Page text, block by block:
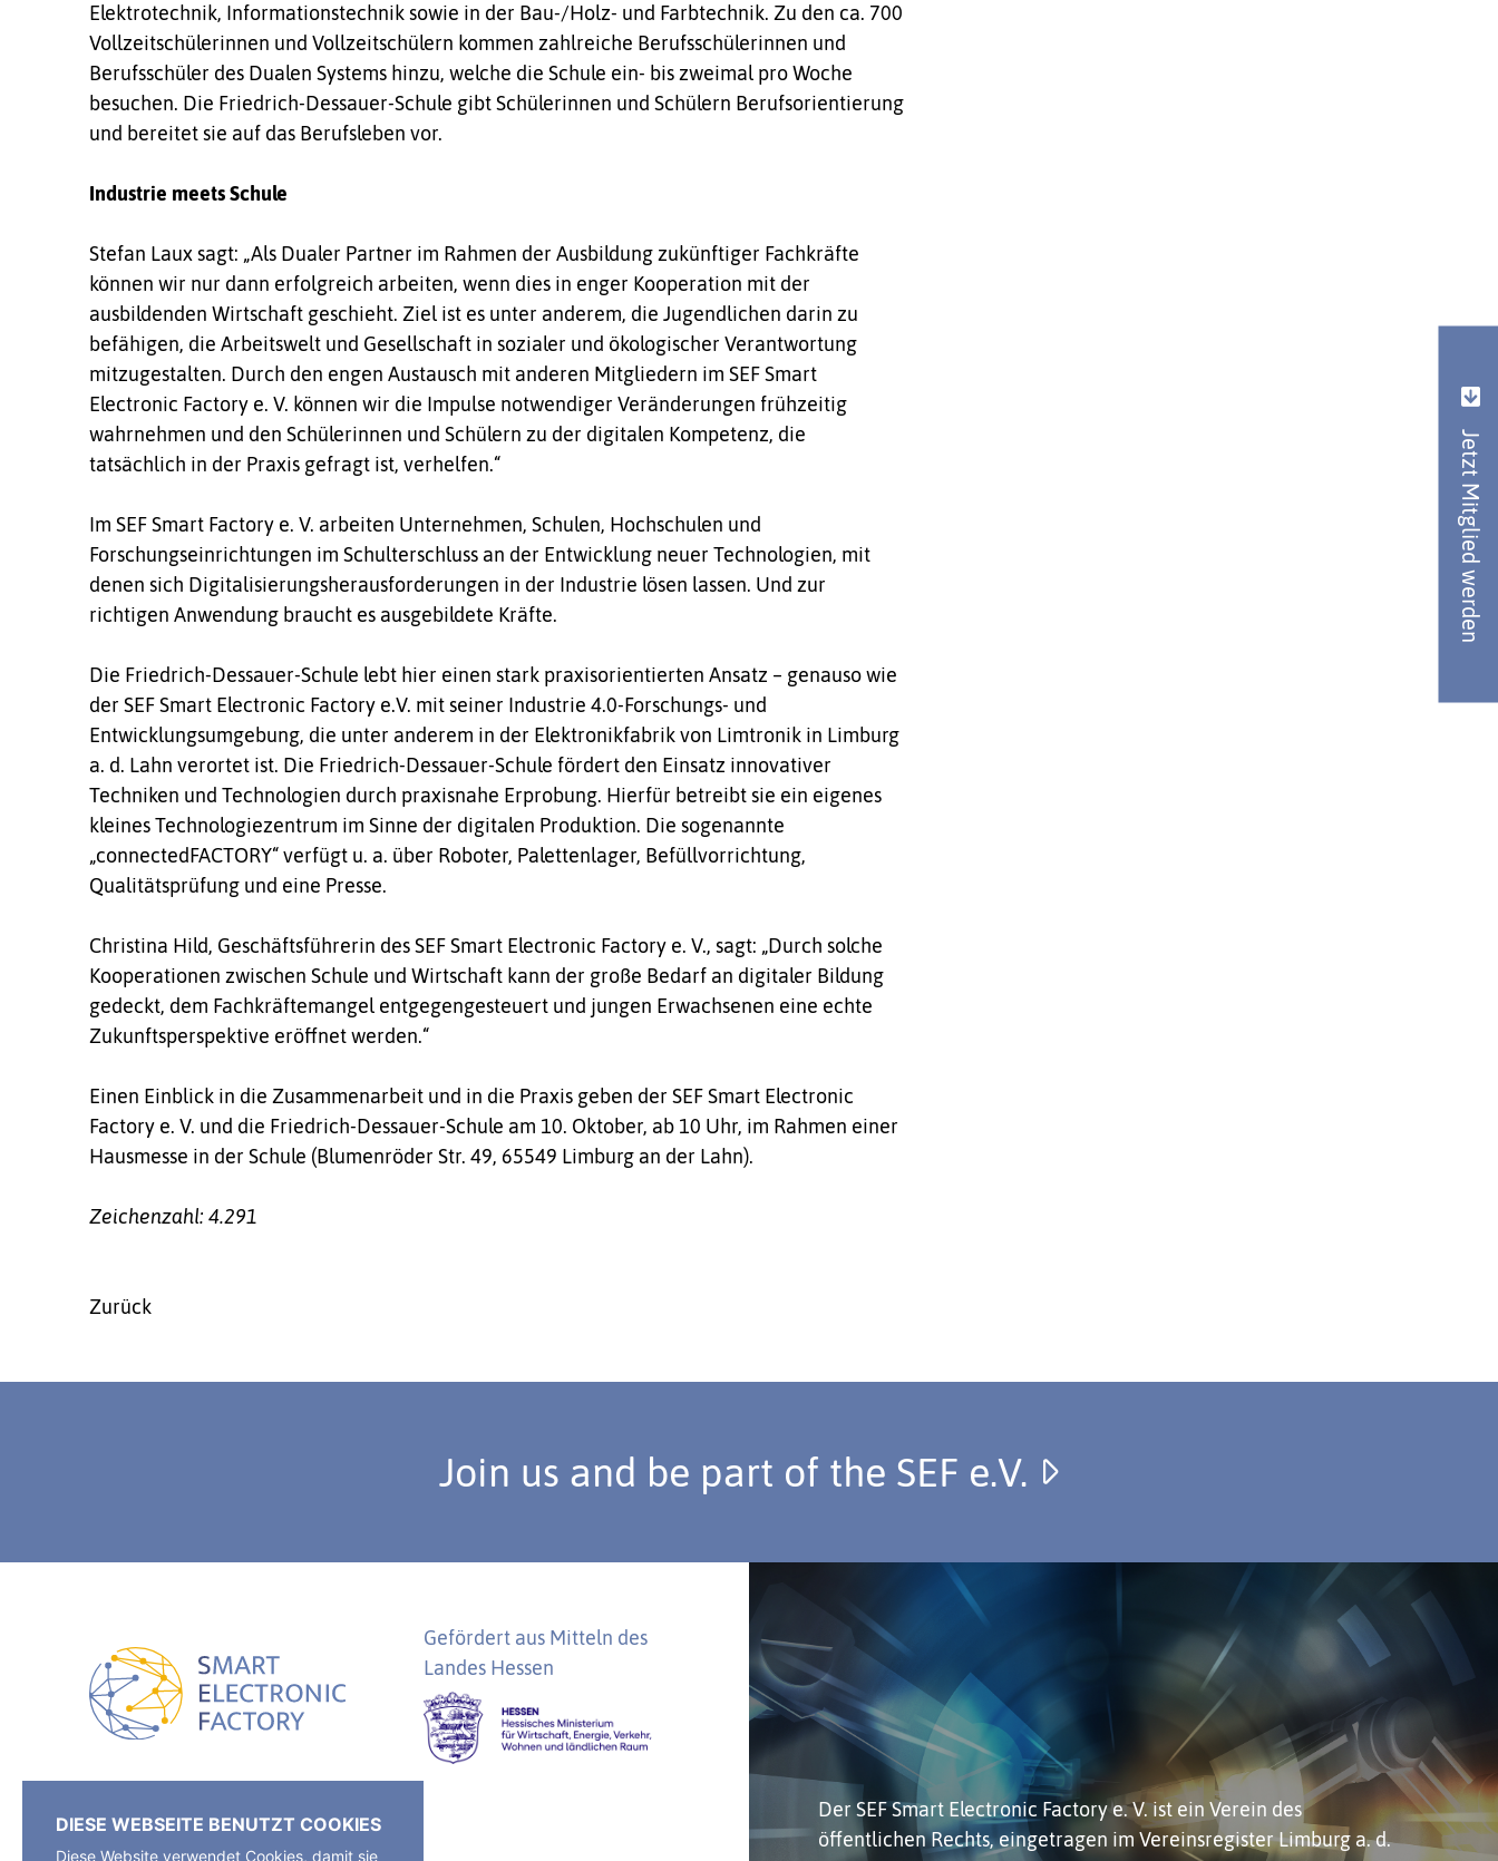
Jetzt Mitglied werden
Elektrotechnik, Informationstechnik sowie in der Bau-/Holz- und Farbtechnik. Zu den ca. 700
Vollzeitschülerinnen und Vollzeitschülern kommen zahlreiche Berufsschülerinnen und
Berufsschüler des Dualen Systems hinzu, welche die Schule ein- bis zweimal pro Woche
besuchen. Die Friedrich-Dessauer-Schule gibt Schülerinnen und Schülern Berufsorientierung
und bereitet sie auf das Berufsleben vor.
Industrie meets Schule
Stefan Laux sagt: „Als Dualer Partner im Rahmen der Ausbildung zukünftiger Fachkräfte
können wir nur dann erfolgreich arbeiten, wenn dies in enger Kooperation mit der
ausbildenden Wirtschaft geschieht. Ziel ist es unter anderem, die Jugendlichen darin zu
befähigen, die Arbeitswelt und Gesellschaft in sozialer und ökologischer Verantwortung
mitzugestalten. Durch den engen Austausch mit anderen Mitgliedern im SEF Smart
Electronic Factory e. V. können wir die Impulse notwendiger Veränderungen frühzeitig
wahrnehmen und den Schülerinnen und Schülern zu der digitalen Kompetenz, die
tatsächlich in der Praxis gefragt ist, verhelfen.“
Im SEF Smart Factory e. V. arbeiten Unternehmen, Schulen, Hochschulen und
Forschungseinrichtungen im Schulterschluss an der Entwicklung neuer Technologien, mit
denen sich Digitalisierungsherausforderungen in der Industrie lösen lassen. Und zur
richtigen Anwendung braucht es ausgebildete Kräfte.
Die Friedrich-Dessauer-Schule lebt hier einen stark praxisorientierten Ansatz – genauso wie
der SEF Smart Electronic Factory e.V. mit seiner Industrie 4.0-Forschungs- und
Entwicklungsumgebung, die unter anderem in der Elektronikfabrik von Limtronik in Limburg
a. d. Lahn verortet ist. Die Friedrich-Dessauer-Schule fördert den Einsatz innovativer
Techniken und Technologien durch praxisnahe Erprobung. Hierfür betreibt sie ein eigenes
kleines Technologiezentrum im Sinne der digitalen Produktion. Die sogenannte
„connectedFACTORY“ verfügt u. a. über Roboter, Palettenlager, Befüllvorrichtung,
Qualitätsprüfung und eine Presse.
Christina Hild, Geschäftsführerin des SEF Smart Electronic Factory e. V., sagt: „Durch solche
Kooperationen zwischen Schule und Wirtschaft kann der große Bedarf an digitaler Bildung
gedeckt, dem Fachkräftemangel entgegengesteuert und jungen Erwachsenen eine echte
Zukunftsperspektive eröffnet werden.“
Einen Einblick in die Zusammenarbeit und in die Praxis geben der SEF Smart Electronic
Factory e. V. und die Friedrich-Dessauer-Schule am 10. Oktober, ab 10 Uhr, im Rahmen einer
Hausmesse in der Schule (Blumenröder Str. 49, 65549 Limburg an der Lahn).
Zeichenzahl: 4.291
Zurück
Join us and be part of the SEF e.V.
Gefördert aus Mitteln des
Landes Hessen
Der SEF Smart Electronic Factory e. V. ist ein Verein des
öffentlichen Rechts, eingetragen im Vereinsregister Limburg a. d.
DIESE WEBSEITE BENUTZT COOKIES
Diese Website verwendet Cookies, damit sie